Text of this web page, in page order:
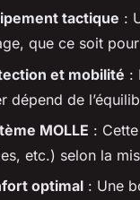
tactique :
que ce soit
et mobilité :
dépend de
MOLLE :
etc.) selon la
optimal : Une